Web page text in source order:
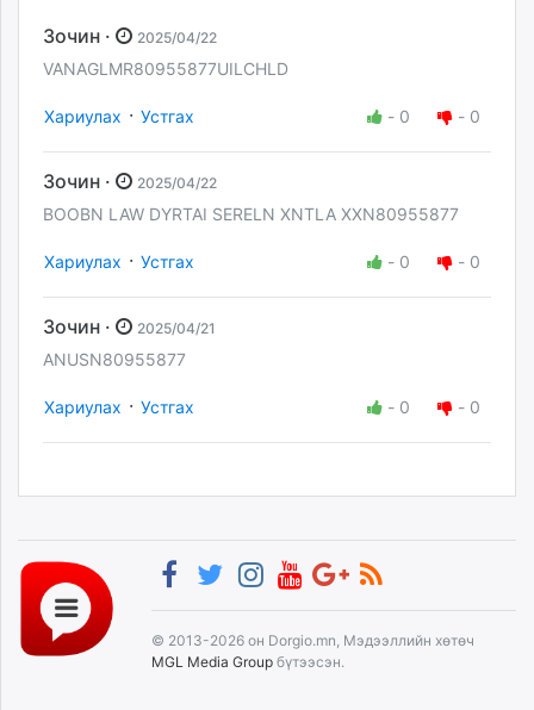
Зочин · 2025/04/22
VANAGLMR80955877UILCHLD
Хариулах · Устгах - 0 - 0
Зочин · 2025/04/22
BOOBN LAW DYRTAI SERELN XNTLA XXN80955877
Хариулах · Устгах - 0 - 0
Зочин · 2025/04/21
ANUSN80955877
Хариулах · Устгах - 0 - 0
© 2013-2026 он Dorgio.mn, Мэдээллийн хөтөч
MGL Media Group бүтээсэн.